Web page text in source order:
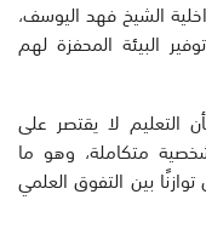
الشيخ فهد اليوسف،
البيئة المحفزة لهم
التعليم لا يقتصر على
متكاملة، وهو ما
بين التفوق العلمي